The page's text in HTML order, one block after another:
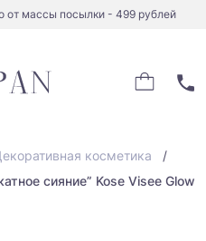
от массы посылки - 499 рублей
косметика
сияние” Kose Visee Glow